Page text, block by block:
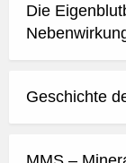
Die
Geschichte